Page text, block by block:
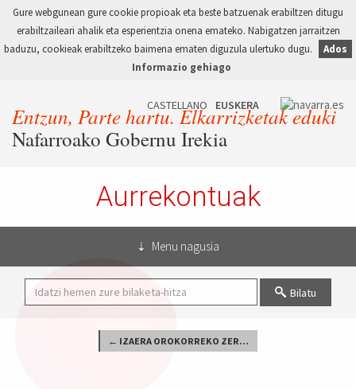
Gure webgunean gure cookie propioak eta beste batzuenak erabiltzen ditugu
erabiltzaileari ahalik eta esperientzia onena emateko. Nabigatzen jarraitzen
baduzu, cookieak erabiltzeko baimena ematen diguzula ulertuko dugu.
Ados
Informazio gehiago
Entzun, Parte hartu. Elkarrizketak eduki
Nafarroako Gobernu Irekia
Aurrekontuak
Menu nagusia
Bilatu
← IZAERA OROKORREKO ZERBITZUAK